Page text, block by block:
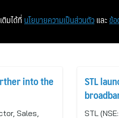
หน้าแรก
into the
Sales,
STL
STL
ติมได้ที่ นโยบายความเป็นส่วนตัว และ ข้